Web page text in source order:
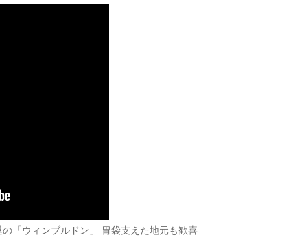
「ウィンブルドン」 胃袋支えた地元も歓喜